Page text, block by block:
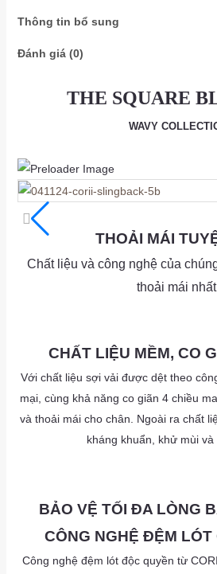
Thông tin bổ sung
Đánh giá (0)
THE SQUARE
WAVY
THOẢI MÁI
Chất liệu và công nghệ của
thoải mái
CHẤT LIỆU MỀM, CO
Với chất liệu sợi vải được dệt theo
mại, cùng khả năng co giãn 4 chiều
và thoải mái cho chân. Ngoài ra chất
kháng khuẩn, khử mùi và
BẢO VỆ TỐI ĐA LÒNG
CÔNG NGHỆ ĐỆM LÓT
Công nghệ đệm lót độc quyền từ